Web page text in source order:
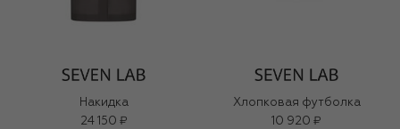
Накидка
24 150 ₽
Хлопковая футболка
10 920 ₽